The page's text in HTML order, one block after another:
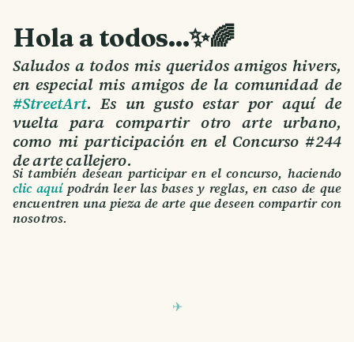
Hola a todos...✨🌈
Saludos a todos mis queridos amigos hivers,
en especial mis amigos de la comunidad de
#StreetArt. Es un gusto estar por aquí de
vuelta para compartir otro arte urbano,
como mi participación en el Concurso #244
de arte callejero.
Si también desean participar en el concurso, haciendo
clic aquípodrán leer las bases y reglas, en caso de que
encuentren una pieza de arte que deseen compartir con
nosotros.